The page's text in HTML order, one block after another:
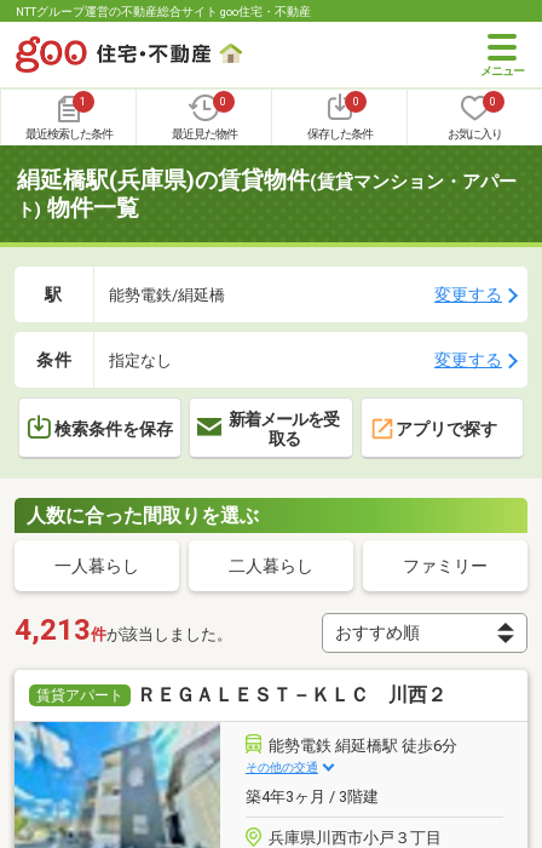
NTTグループ運営の不動産総合サイト goo住宅・不動産
1
最近検索した条件
0
最近見た物件
0
保存した条件
0
お気に入り
絹延橋駅(兵庫県)の賃貸物件(賃貸マンション・アパー
ト) 物件一覧
駅 能勢電鉄/絹延橋 変更する
条件 指定なし 変更する
検索条件を保存
新着メールを受
取る
アプリで探す
人数に合った間取りを選ぶ
一人暮らし 二人暮らし ファミリー
4,213件が該当しました。
賃貸アパート ＲＥＧＡＬＥＳＴ－ＫＬＣ 川西２
能勢電鉄 絹延橋駅 徒歩6分
その他の交通
築4年3ヶ月 / 3階建
兵庫県川西市小戸３丁目